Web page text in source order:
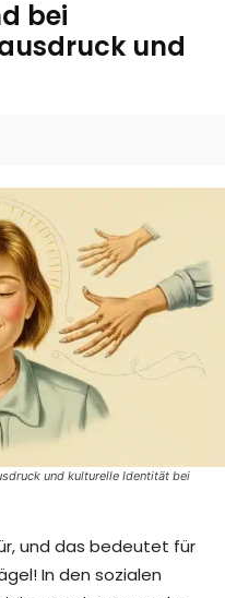
bei
und
und kulturelle Identität bei
und das bedeutet für
In den sozialen